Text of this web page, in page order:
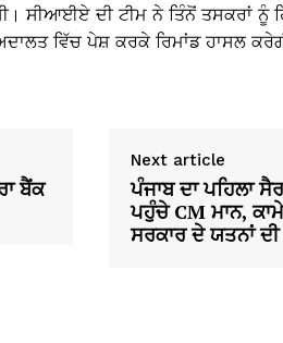
ਸੀਆਈਏ ਦੀ ਟੀਮ ਨੇ ਤਿੰਨੋਂ ਤਸਕਰਾਂ ਨੂੰ
ਵਿੱਚ ਪੇਸ਼ ਕਰਕੇ ਰਿਮਾਂਡ ਹਾਸਲ
ਬੈਂਕ
Next article
ਪੰਜਾਬ ਦਾ ਪਹਿਲਾ
ਪਹੁੰਚੇ CM ਮਾਨ,
ਸਰਕਾਰ ਦੇ ਯਤਨਾਂ ਦੀ